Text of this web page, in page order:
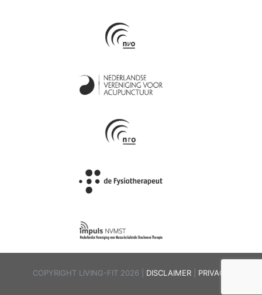
COPYRIGHT LIVING-FIT 2026 | DISCLAIMER PRIVACY